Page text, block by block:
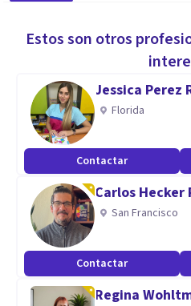
Estos son otros
Jessica Perez
Florida
Contactar
Carlos Hecker
San Francisco
Contactar
Regina